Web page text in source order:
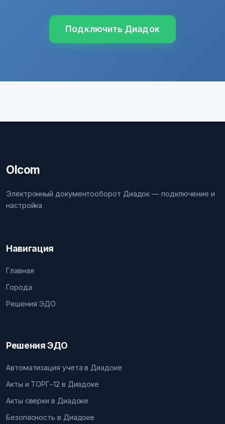
Подключить Диадок
Olcom
Электронный документооборот Диадок — подключение и
настройка
Навигация
Главная
Города
Решения ЭДО
Решения ЭДО
Автоматизация учета в Диадоке
Акты и ТОРГ-12 в Диадоке
Акты сверки в Диадоке
Безопасность в Диадоке